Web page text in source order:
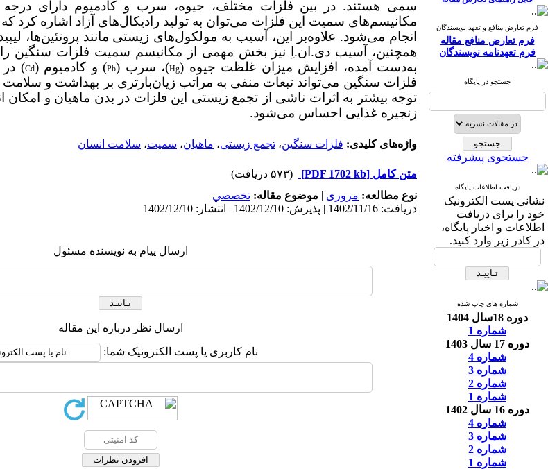
فرم تعارض منافع و تعهد نویسندگان
فرم تعارض منافع مقاله
فرم تعهدنامه نویسندگان
جستجو در پایگاه
جستجوی پیشرفته
دریافت اطلاعات پایگاه
نشانی پست الکترونیک
خود را برای دریافت
اطلاعات و اخبار پایگاه،
در کادر زیر وارد کنید.
شماره های چاپ شده
دوره 18سال 1404
شماره 1
دوره 17 سال 1403
شماره 4
شماره 3
شماره 2
شماره 1
دوره 16 سال 1402
شماره 4
شماره 3
شماره 2
شماره 1
سمی هستند. در بین فلزات مختلف، جیوه، سرب و کادمیوم دارای درجه
مکانیسم‌های سمیت این فلزات می‌توان به تولید رادیکال‌های آزاد اشاره کرد
انجام می‌شود. علاوه‌بر این، آسیب به مولکول‌های زیستی مانند پروتئین‌ها،
همچنین، آسیب دی.ان.اِ نیز بخش مهمی از مکانیسم سمیت فلزات سنگین
بهدست آمده، افزایش میزان غلظت جیوه (Hg)، سرب (Pb) و کادمیوم (Cd) در
فلزات سنگین می‌تواند تبعات منفی به مراتب زیانبارتری بر بهداشت و سلامت
توجه بیشتر به اثرات ناشی از تجمع زیستی این فلزات در بدن ماهیان و امکان
زنجیره غذایی احساس می‌شود.
واژه‌های کلیدی: فلزات سنگین، تجمع زیستی، ماهیان، سمیت، سلامت انسان
متن کامل [PDF 1702 kb]
(۵۷۳ دریافت)
نوع مطالعه: مروری | موضوع مقاله: تخصصي
دریافت: 1402/11/16 | پذیرش: 1402/12/10 | انتشار: 1402/12/10
ارسال پیام به نویسنده مسئول
ارسال نظر درباره این مقاله
نام کاربری یا پست الکترونیک شما: